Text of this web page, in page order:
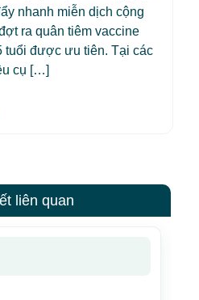
nhanh miễn dịch cộng
ra quân tiêm vaccine
tuổi được ưu tiên. Tại các
cụ […]
liên quan